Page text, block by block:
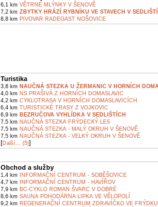
6,1 km VĚTRNÉ MLÝNKY V ŠENOVĚ
7,2 km ZBYTKY HRÁZÍ RYBNÍKU VE STAVECH V
8,8 km PIVOVAR RADEGAST NOŠOVICE
Turistika
3,8 km NAUČNÁ STEZKA U ŽERMANIC V HORNÍCH
4,0 km NS PRAŠIVÁ Z HORNÍCH DOMASLAVIC
4,2 km CYKLOTRASA V HORNÍCH DOMASLAVICÍCH
6,4 km TURISTICKÉ TRASY Z VOJKOVIC
6,9 km BEZRUČOVA VYHLÍDKA V SEDLIŠTÍCH
7,5 km NAUČNÁ STEZKA FRÝDECKÝ LES
7,5 km NAUČNÁ STEZKA - MALÝ OKRUH V ŠENOVĚ
7,5 km NAUČNÁ STEZKA - VELKÝ OKRUH V ŠENOVĚ
[Další... (5)]
Obchod a služby
1,4 km INFORMAČNÍ CENTRUM - SOBĚŠOVICE
4,7 km INFORMAČNÍ CENTRUM - HAVÍŘOV
7,9 km BC-CYKLO ROMAN ŠVARC V DOBRÉ
8,6 km SAUNA POHODÁRNA LIPKA VE VĚLOPOLÍ
9,2 km REGENERAČNÍ CENTRUM ZDRAVÍČKO VE